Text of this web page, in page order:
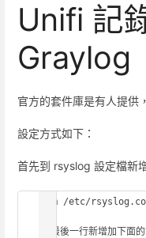
Unifi 記
Graylog
官方的套件庫是有人提供
設定方式如下：
首先到 rsyslog 設定檔新
vim /etc/
在最後一行新增加下面